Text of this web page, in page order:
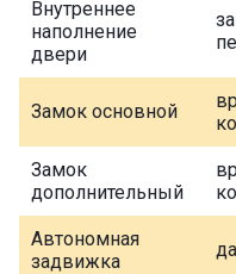
Внутреннее
наполнение
двери
Замок основной
Замок
дополнительный
Автономная
задвижка
да